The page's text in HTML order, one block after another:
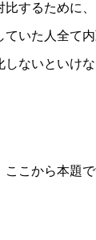
比するために
ていた人全て
しないといけな
こから本題で